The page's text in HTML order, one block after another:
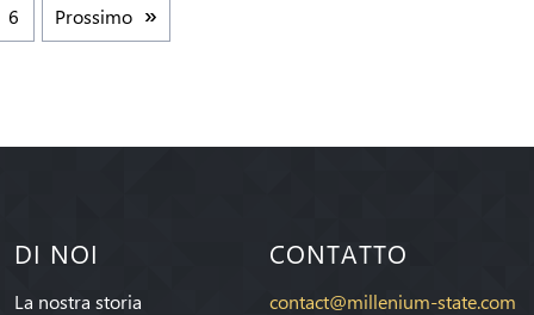
6 Prossimo
DI NOI
La nostra storia
CONTATTO
contact@millenium-state.com